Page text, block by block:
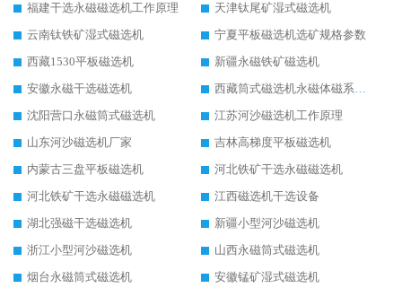
福建干选永磁磁选机工作原理
天津钛尾矿湿式磁选机
云南钛铁矿湿式磁选机
宁夏平板磁选机选矿规格参数
西藏1530平板磁选机
新疆永磁铁矿磁选机
安徽永磁干选磁选机
西藏筒式磁选机永磁体磁系设计
沈阳营口永磁筒式磁选机
江苏河沙磁选机工作原理
山东河沙磁选机厂家
吉林高梯度平板磁选机
内蒙古三盘平板磁选机
河北铁矿干选永磁磁选机
河北铁矿干选永磁磁选机
江西磁选机干选设备
湖北强磁干选磁选机
新疆小型河沙磁选机
浙江小型河沙磁选机
山西永磁筒式磁选机
烟台永磁筒式磁选机
安徽锰矿湿式磁选机